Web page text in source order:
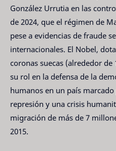
González Urrutia en las
de 2024, que el régimen de
pese a evidencias de fraude
internacionales. El Nobel,
coronas suecas (alrededor
su rol en la defensa de la
humanos en un país
represión y una crisis
migración de más de 7
2015.